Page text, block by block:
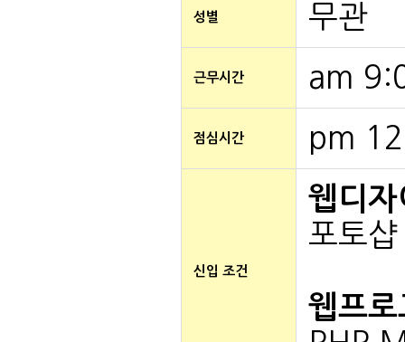
성별 무관
근무시간 am
점심시간 pm
신입 조건
웹디
포토
웹프